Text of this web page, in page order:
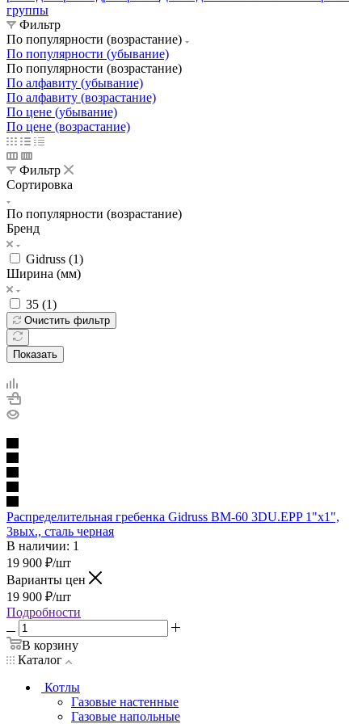
группы
Фильтр
По популярности (возрастание)
По популярности (убывание)
По популярности (возрастание)
По алфавиту (убывание)
По алфавиту (возрастание)
По цене (убывание)
По цене (возрастание)
Фильтр
Сортировка
По популярности (возрастание)
Бренд
Gidruss (1)
Ширина (мм)
35 (1)
Очистить фильтр
Показать
Распределительная гребенка Gidruss BM-60 3DU.EPP 1"х1",
3вых., сталь черная
В наличии: 1
19 900 ₽/шт
Варианты цен
19 900 ₽/шт
Подробности
В корзину
Каталог
Котлы
Газовые настенные
Газовые напольные